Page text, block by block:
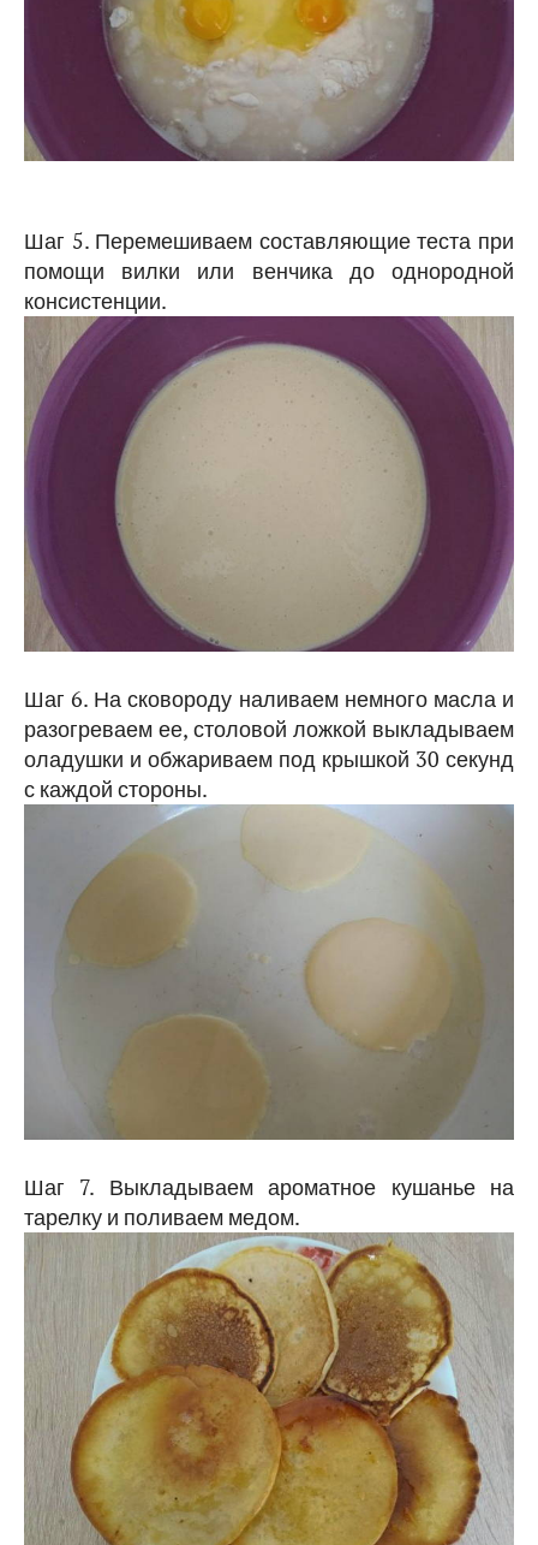
Шаг 5. Перемешиваем составляющие теста при
помощи вилки или венчика до однородной
консистенции.
Шаг 6. На сковороду наливаем немного масла и
разогреваем ее, столовой ложкой выкладываем
оладушки и обжариваем под крышкой 30 секунд
с каждой стороны.
Шаг 7. Выкладываем ароматное кушанье на
тарелку и поливаем медом.